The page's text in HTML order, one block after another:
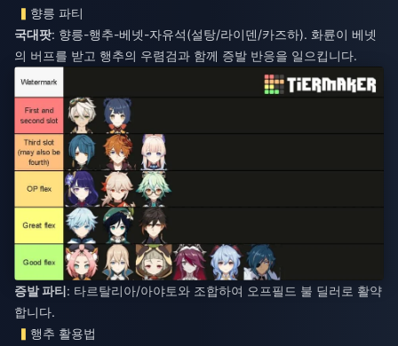
향릉 파티
국대팟: 향릉-행추-베넷-자유석(설탕/라이덴/카즈하). 화륜이 베넷
의 버프를 받고 행추의 우렴검과 함께 증발 반응을 일으킵니다.
증발 파티: 타르탈리아/아야토와 조합하여 오프필드 불 딜러로 활약
합니다.
행추 활용법